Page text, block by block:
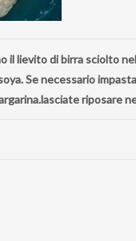
il lievito di birra sciolto
Se necessario
riposare